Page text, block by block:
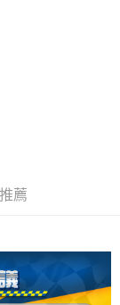
日後寄送繳費提
商店將以您的個人
集、處理及利用，
AFTEE先享後付」
可透過四大超商／
為準，若有關於
「AFTEE先享後付
付」服務完成之交
關給付款項請求債
薦